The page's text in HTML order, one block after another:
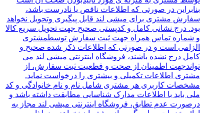
بنابراین در صورتی که اطلاعات ناقص یا نادرست باشد،
سفارش مشتری برای میشی لند قابل پیگیری وتحویل نخواهد
بود. درج نشانی کامل و کدپستی صحیح جهت تحویل سریع کالا
و شماره تماس همراه جهت ثبت سفارش توسطمشتری
الزامی است و در صورتی که اطلاعات ذکر شده صحیح و
کامل درج نشده باشند، فروشگاه اینترنتی میشی لند می
تواندجهت اطمینان از صحت و قطعیت ثبت سفارش، از
مشتری اطلاعات تکمیلی و بیشتری را درخواست نماید.
مشخصات کاربری هر مشتری شامل نام و نام خانوادگی و کد
ملی باید با اطلاعات مدارک شناسایی مطابقت داشته باشد و
درصورت عدم تطابق، فروشگاه‌‌ اینترنتی میشی لند مجاز به